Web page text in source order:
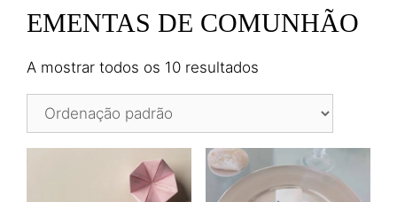
EMENTAS DE COMUNHÃO
A mostrar todos os 10 resultados